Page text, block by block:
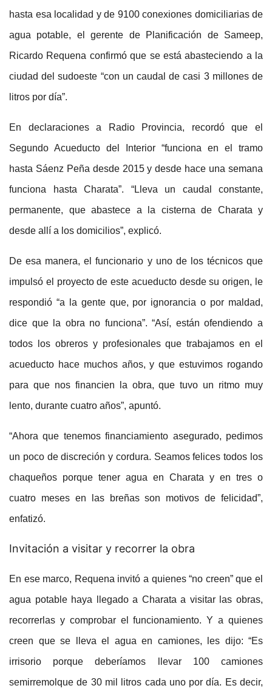
hasta esa localidad y de 9100 conexiones domiciliarias de
agua potable, el gerente de Planificación de Sameep,
Ricardo Requena confirmó que se está abasteciendo a la
ciudad del sudoeste “con un caudal de casi 3 millones de
litros por día”.
En declaraciones a Radio Provincia, recordó que el
Segundo Acueducto del Interior “funciona en el tramo
hasta Sáenz Peña desde 2015 y desde hace una semana
funciona hasta Charata”. “Lleva un caudal constante,
permanente, que abastece a la cisterna de Charata y
desde allí a los domicilios”, explicó.
De esa manera, el funcionario y uno de los técnicos que
impulsó el proyecto de este acueducto desde su origen, le
respondió “a la gente que, por ignorancia o por maldad,
dice que la obra no funciona”. “Así, están ofendiendo a
todos los obreros y profesionales que trabajamos en el
acueducto hace muchos años, y que estuvimos rogando
para que nos financien la obra, que tuvo un ritmo muy
lento, durante cuatro años”, apuntó.
“Ahora que tenemos financiamiento asegurado, pedimos
un poco de discreción y cordura. Seamos felices todos los
chaqueños porque tener agua en Charata y en tres o
cuatro meses en las breñas son motivos de felicidad”,
enfatizó.
Invitación a visitar y recorrer la obra
En ese marco, Requena invitó a quienes “no creen” que el
agua potable haya llegado a Charata a visitar las obras,
recorrerlas y comprobar el funcionamiento. Y a quienes
creen que se lleva el agua en camiones, les dijo: “Es
irrisorio porque deberíamos llevar 100 camiones
semirremolque de 30 mil litros cada uno por día. Es decir,